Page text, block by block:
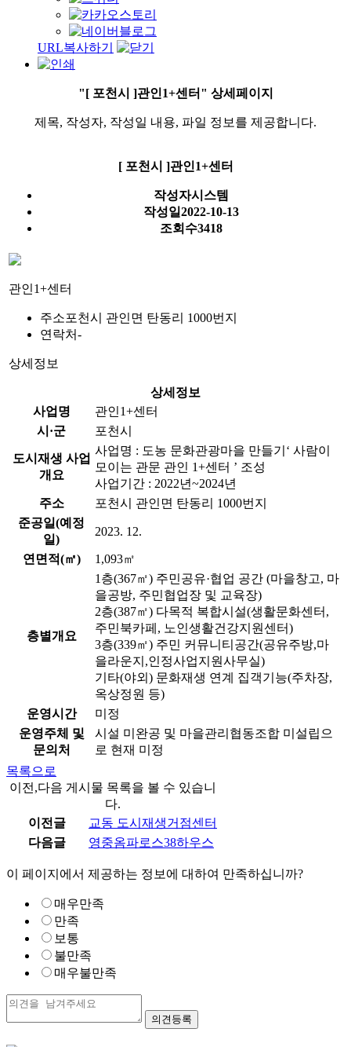
URL복사하기
"[ 포천시 ]관인1+센터" 상세페이지
제목, 작성자, 작성일 내용, 파일 정보를 제공합니다.
[ 포천시 ]관인1+센터
작성자시스템
작성일2022-10-13
조회수3418
관인1+센터
주소포천시 관인면 탄동리 1000번지
연락처-
상세정보
상세정보
사업명
관인1+센터
시·군
포천시
도시재생 사업
개요
사업명 : 도농 문화관광마을 만들기‘ 사람이
모이는 관문 관인 1+센터 ’ 조성
사업기간 : 2022년~2024년
주소
포천시 관인면 탄동리 1000번지
준공일(예정
일)
2023. 12.
연면적(㎡) 1,093㎡
층별개요
1층(367㎡) 주민공유·협업 공간 (마을창고, 마
을공방, 주민협업장 및 교육장)
2층(387㎡) 다목적 복합시설(생활문화센터,
주민북카페, 노인생활건강지원센터)
3층(339㎡) 주민 커뮤니티공간(공유주방,마
을라운지,인정사업지원사무실)
기타(야외) 문화재생 연계 집객기능(주차장,
옥상정원 등)
운영시간
미정
운영주체 및
문의처
시설 미완공 및 마을관리협동조합 미설립으
로 현재 미정
목록으로
이전,다음 게시물 목록을 볼 수 있습니
다.
이전글
교동 도시재생거점센터
다음글
영중옴파로스38하우스
이 페이지에서 제공하는 정보에 대하여 만족하십니까?
매우만족
만족
보통
불만족
매우불만족